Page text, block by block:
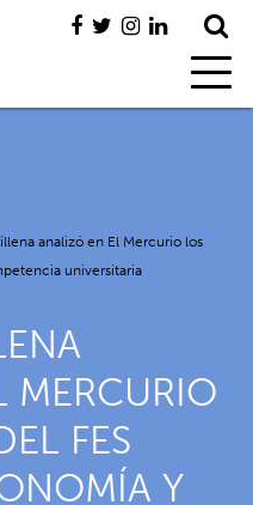
analizó en El Mercurio los
universitaria
MERCURIO
FES
Y